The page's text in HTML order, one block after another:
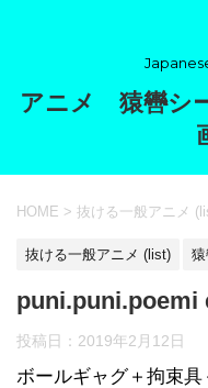
アニメ 猿轡シ
HOME > 抜ける一般アニメ
抜ける一般アニメ (list)
puni.puni.poemi
投稿日： 2019年2月12日
ボールギャグ＋拘束具